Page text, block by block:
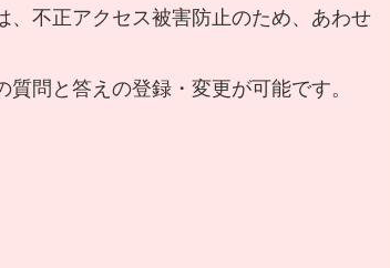
不正アクセス被害防止のため、あわせ
問と答えの登録・変更が可能です。